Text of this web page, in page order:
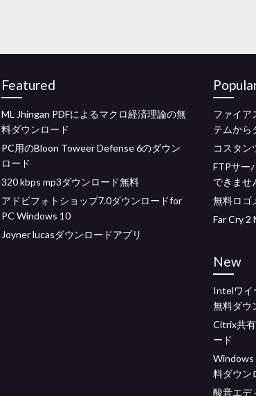
Featured
ML Jhingan PDFによるマクロ経済理論の無
料ダウンロード
PC用のBloon Toweer Defense 6のダウン
ロード
320 kbps mp3ダウンロード無料
アドビフォトショップ7.0ダウンロードfor
PC Windows 10
Joyner lucasダウンロードアプリ
ファイア
テムから
コスタン
FTPサー
できませ
無料ロゴ
Far Cry 2
New
Intelワイ
無料ダウ
Citrix共
ード
Windows
料ダウン
酸音エデ